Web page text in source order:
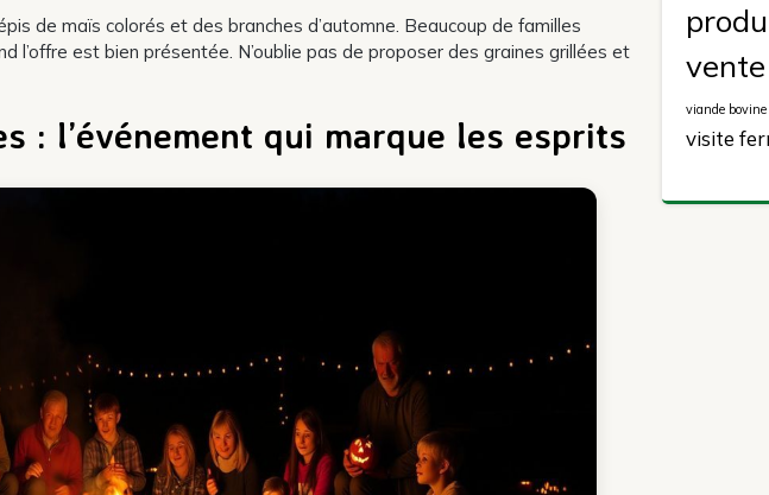
de maïs colorés et des branches d’automne. Beaucoup de familles
l’offre est bien présentée. N’oublie pas de proposer des graines grillées et
: l’événement qui marque les esprits
viande bovine
visite